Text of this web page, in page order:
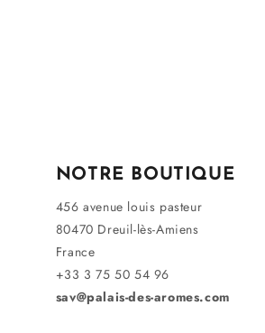
NOTRE BOUTIQUE
456 avenue louis pasteur
80470 Dreuil-lès-Amiens
France
+33 3 75 50 54 96
sav@palais-des-aromes.com